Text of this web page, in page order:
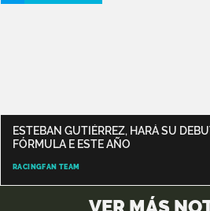
ESTEBAN GUTIÉRREZ, HARÁ SU
FÓRMULA E ESTE AÑO
RACINGFAN TEAM